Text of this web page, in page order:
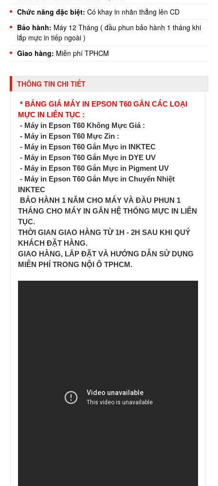
Chức năng đặc biệt: Có khay in nhãn thẳng lên CD
Bảo hành: Máy 12 Tháng ( đầu phun bảo hành 1 tháng khi
lắp mực in tiếp ngoài )
Giao hàng: Miễn phí TPHCM
THÔNG TIN CHI TIẾT
* BẢNG GIÁ MÁY IN EPSON T60 GẮN CÁC LOẠI
MỰC IN LIÊN TỤC :
- Máy in Epson T60 Không Mực Giá :
- Máy in Epson T60 Mực Zin :
- Máy in Epson T60 Gắn Mực in INKTEC
- Máy in Epson T60 Gắn Mực in DYE UV
- Máy in Epson T60 Gắn Mực in Pigment UV
- Máy in Epson T60 Gắn Mực in Chuyển Nhiệt
INKTEC
BẢO HÀNH 1 NĂM CHO MÁY VÀ ĐẦU PHUN 1
THÁNG CHO MÁY IN GẮN HỆ THỐNG MỰC IN LIÊN
TỤC.
THỜI GIAN GIAO HÀNG TỪ 1H - 2H SAU KHI QUÝ
KHÁCH ĐẶT HÀNG.
GIAO HÀNG, LẮP ĐẶT VÀ HƯỚNG DẪN SỬ DỤNG
MIỄN PHÍ TRONG NỘI Ô TPHCM.